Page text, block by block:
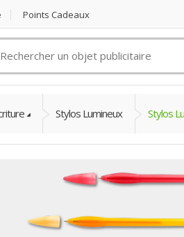
Points Cadeaux
Stylos Lumineux Stylos